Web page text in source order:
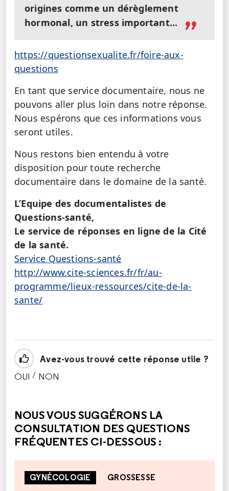
origines comme un dérèglement
hormonal, un stress important...
https://questionsexualite.fr/foire-aux-
questions
En tant que service documentaire, nous ne
pouvons aller plus loin dans notre réponse.
Nous espérons que ces informations vous
seront utiles.
Nous restons bien entendu à votre
disposition pour toute recherche
documentaire dans le domaine de la santé.
L’Equipe des documentalistes de
Questions-santé,
Le service de réponses en ligne de la Cité
de la santé.
Service Questions-santé
http://www.cite-sciences.fr/fr/au-
programme/lieux-ressources/cite-de-la-
sante/
Avez-vous trouvé cette réponse utile ?
OUI / NON
NOUS VOUS SUGGÉRONS LA
CONSULTATION DES QUESTIONS
FRÉQUENTES CI-DESSOUS :
GYNÉCOLOGIE GROSSESSE